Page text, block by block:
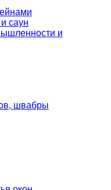
саун
и
швабры